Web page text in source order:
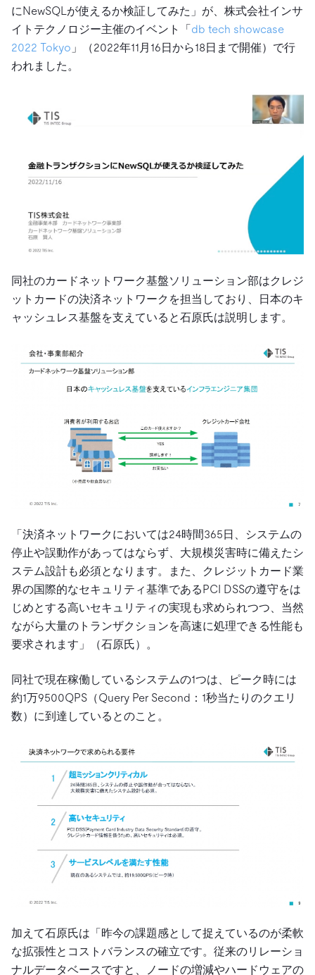
にNewSQLが使えるか検証してみた」が、株式会社インサ
イトテクノロジー主催のイベント「db tech showcase
2022 Tokyo 」（2022年11月16日から18日まで開催）で行
われました。
同社のカードネットワーク基盤ソリューション部はクレジ
ットカードの決済ネットワークを担当しており、日本のキ
ャッシュレス基盤を支えていると石原氏は説明します。
「決済ネットワークにおいては24時間365日、システムの
停止や誤動作があってはならず、大規模災害時に備えたシ
ステム設計も必須となります。また、クレジットカード業
界の国際的なセキュリティ基準であるPCI DSSの遵守をは
じめとする高いセキュリティの実現も求められつつ、当然
ながら大量のトランザクションを高速に処理できる性能も
要求されます」（石原氏）。
同社で現在稼働しているシステムの1つは、ピーク時には
約1万9500QPS（Query Per Second：1秒当たりのクエリ
数）に到達しているとのこと。
加えて石原氏は「昨今の課題感として捉えているのが柔軟
な拡張性とコストバランスの確立です。従来のリレーショ
ナルデータベースですと、ノードの増減やハードウェアの